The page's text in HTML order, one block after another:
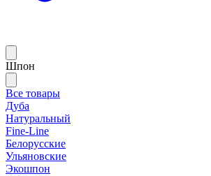
Шпон
Все товары
Дуба
Натуральный
Fine-Line
Белорусские
Ульяновские
Экошпон